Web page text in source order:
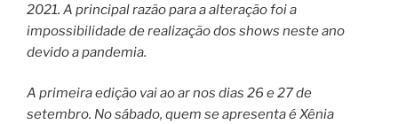
2021. A principal razão para a alteração foi a
impossibilidade de realização dos shows neste ano
devido a pandemia.
A primeira edição vai ao ar nos dias 26 e 27 de
setembro. No sábado, quem se apresenta é Xênia